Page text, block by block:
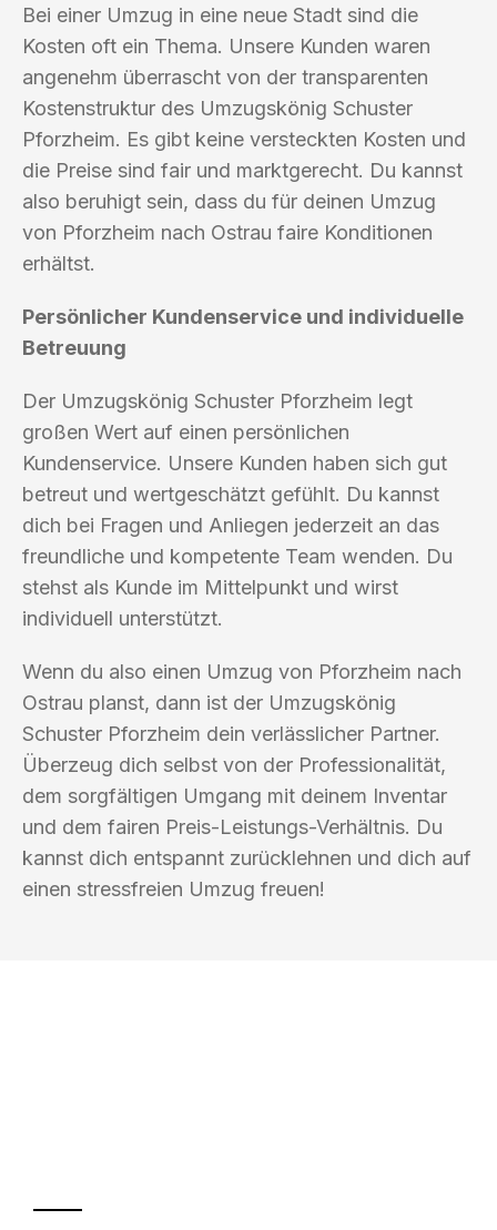
Bei einer Umzug in eine neue Stadt sind die
Kosten oft ein Thema. Unsere Kunden waren
angenehm überrascht von der transparenten
Kostenstruktur des Umzugskönig Schuster
Pforzheim. Es gibt keine versteckten Kosten und
die Preise sind fair und marktgerecht. Du kannst
also beruhigt sein, dass du für deinen Umzug
von Pforzheim nach Ostrau faire Konditionen
erhältst.
Persönlicher Kundenservice und individuelle
Betreuung
Der Umzugskönig Schuster Pforzheim legt
großen Wert auf einen persönlichen
Kundenservice. Unsere Kunden haben sich gut
betreut und wertgeschätzt gefühlt. Du kannst
dich bei Fragen und Anliegen jederzeit an das
freundliche und kompetente Team wenden. Du
stehst als Kunde im Mittelpunkt und wirst
individuell unterstützt.
Wenn du also einen Umzug von Pforzheim nach
Ostrau planst, dann ist der Umzugskönig
Schuster Pforzheim dein verlässlicher Partner.
Überzeug dich selbst von der Professionalität,
dem sorgfältigen Umgang mit deinem Inventar
und dem fairen Preis-Leistungs-Verhältnis. Du
kannst dich entspannt zurücklehnen und dich auf
einen stressfreien Umzug freuen!